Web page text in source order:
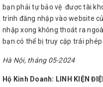
bạn phải tự bảo vệ được tài
trình đăng nhập vào website
nhập xong không thoát ra
bạn có thể bị truy cập trái
Hà Nội, tháng 05-2024
Hộ Kinh Doanh: LINH KIỆN